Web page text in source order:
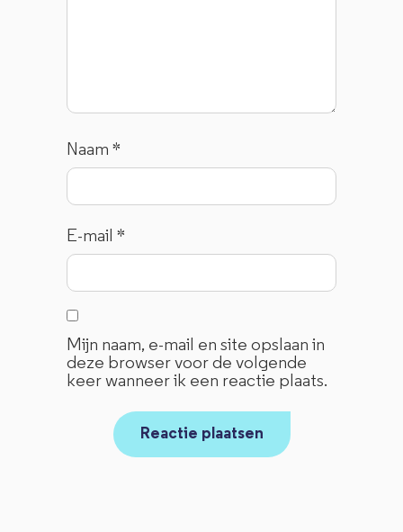
Naam*
E-mail*
Mijn naam, e-mail en site opslaan in
deze browser voor de volgende
keer wanneer ik een reactie plaats.